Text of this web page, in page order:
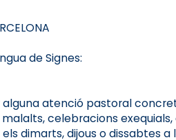
de Signes:
atenció pastoral
celebracions
dimarts, dijous o dissabtes